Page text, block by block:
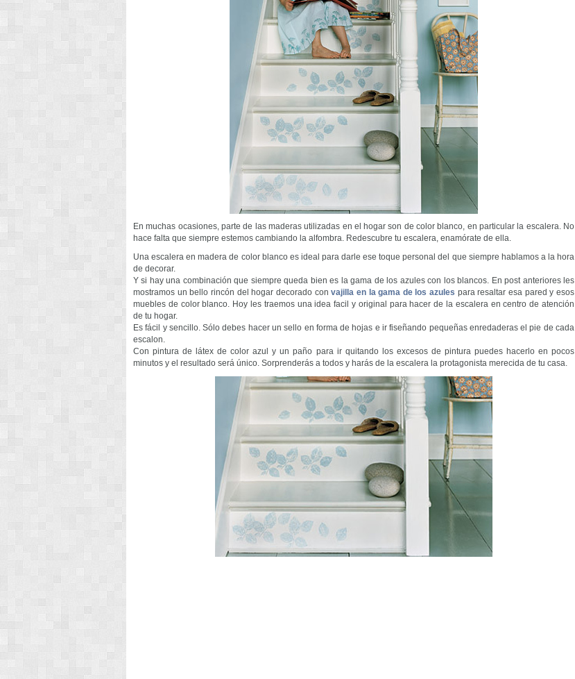
En muchas ocasiones, parte de las maderas utilizadas en el hogar son de color blanco, en particular la escalera. No
hace falta que siempre estemos cambiando la alfombra. Redescubre tu escalera, enamórate de ella.
Una escalera en madera de color blanco es ideal para darle ese toque personal del que siempre hablamos a la hora
de decorar.
Y si hay una combinación que siempre queda bien es la gama de los azules con los blancos. En post anteriores les
mostramos un bello rincón del hogar decorado convajilla en la gama de los azules para resaltar esa pared y esos
muebles de color blanco. Hoy les traemos una idea facil y original para hacer de la escalera en centro de atención
de tu hogar.
Es fácil y sencillo. Sólo debes hacer un sello en forma de hojas e ir fiseñando pequeñas enredaderas el pie de cada
escalon.
Con pintura de látex de color azul y un paño para ir quitando los excesos de pintura puedes hacerlo en pocos
minutos y el resultado será único. Sorprenderás a todos y harás de la escalera la protagonista merecida de tu casa.